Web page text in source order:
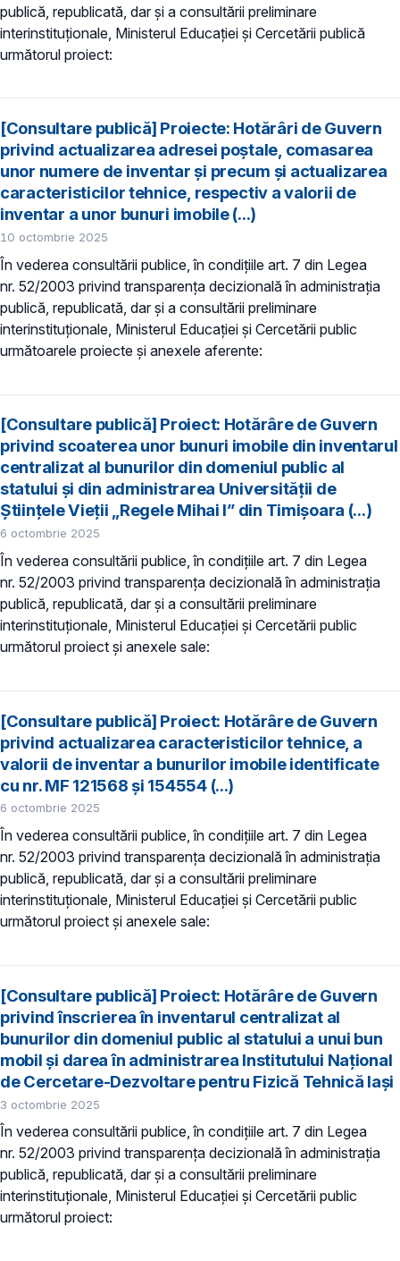
publică, republicată, dar și a consultării preliminare
interinstituționale, Ministerul Educaţiei și Cercetării publică
următorul proiect:
[Consultare publică] Proiecte: Hotărâri de Guvern
privind actualizarea adresei poștale, comasarea
unor numere de inventar și precum și actualizarea
caracteristicilor tehnice, respectiv a valorii de
inventar a unor bunuri imobile (...)
10 octombrie 2025
În vederea consultării publice, în condiţiile art. 7 din Legea
nr. 52/2003 privind transparenţa decizională în administraţia
publică, republicată, dar și a consultării preliminare
interinstituționale, Ministerul Educaţiei și Cercetării public
următoarele proiecte și anexele aferente:
[Consultare publică] Proiect: Hotărâre de Guvern
privind scoaterea unor bunuri imobile din inventarul
centralizat al bunurilor din domeniul public al
statului și din administrarea Universității de
Științele Vieții „Regele Mihai I” din Timișoara (...)
6 octombrie 2025
În vederea consultării publice, în condiţiile art. 7 din Legea
nr. 52/2003 privind transparenţa decizională în administraţia
publică, republicată, dar și a consultării preliminare
interinstituționale, Ministerul Educaţiei și Cercetării public
următorul proiect și anexele sale:
[Consultare publică] Proiect: Hotărâre de Guvern
privind actualizarea caracteristicilor tehnice, a
valorii de inventar a bunurilor imobile identificate
cu nr. MF 121568 și 154554 (...)
6 octombrie 2025
În vederea consultării publice, în condiţiile art. 7 din Legea
nr. 52/2003 privind transparenţa decizională în administraţia
publică, republicată, dar și a consultării preliminare
interinstituționale, Ministerul Educaţiei și Cercetării public
următorul proiect și anexele sale:
[Consultare publică] Proiect: Hotărâre de Guvern
privind înscrierea în inventarul centralizat al
bunurilor din domeniul public al statului a unui bun
mobil şi darea în administrarea Institutului Naţional
de Cercetare-Dezvoltare pentru Fizică Tehnică Iași
3 octombrie 2025
În vederea consultării publice, în condiţiile art. 7 din Legea
nr. 52/2003 privind transparenţa decizională în administraţia
publică, republicată, dar și a consultării preliminare
interinstituționale, Ministerul Educaţiei și Cercetării public
următorul proiect: